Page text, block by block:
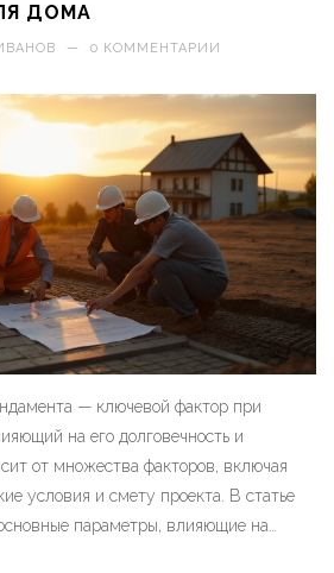
ДОМА
— 0 КОММЕНТАРИИ
— ключевой фактор при
на его долговечность и
от множества факторов, включая
условия и смету проекта. В статье
параметры, влияющие на